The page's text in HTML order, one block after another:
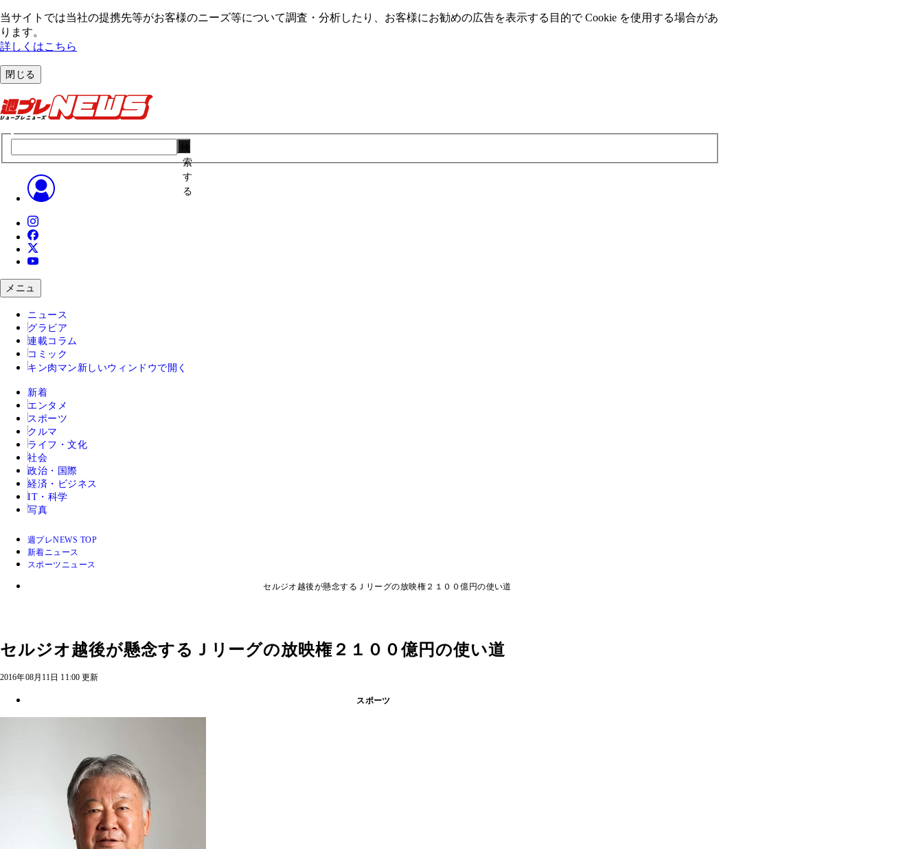
当サイトでは当社の提携先等がお客様のニーズ等について調査・分析したり、お客様にお勧めの広告を表⽰する⽬的で Cookie を使⽤する場合があ
ります。
詳しくはこちら
閉じる
索
す
る
メニュ
ニュース
グラビア
連載コラム
コミック
キン肉マン 新しいウィンドウで開く
新着
エンタメ
スポーツ
クルマ
ライフ・文化
社会
政治・国際
経済・ビジネス
IT・科学
写真
週プレNEWS TOP
新着ニュース
スポーツニュース
セルジオ越後が懸念するＪリーグの放映権２１００億円の使い道
セルジオ越後が懸念するＪリーグの放映権２１００億円の使い道
2016年08月11日 11:00 更新
スポーツ